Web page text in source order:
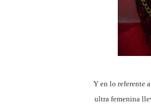
Y en lo referente
ultra femenina